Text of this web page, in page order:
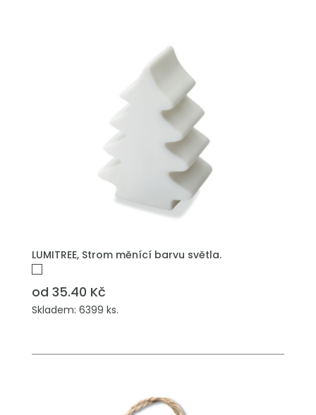
LUMITREE, Strom měnící barvu světla.
od 35.40 Kč
Skladem: 6399 ks.